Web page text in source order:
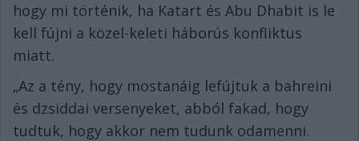
hogy mi történik, ha Katart és Abu Dhabit is le
kell fújni a közel-keleti háborús konfliktus
miatt.
„Az a tény, hogy mostanáig lefújtuk a bahreini
és dzsiddai versenyeket, abból fakad, hogy
tudtuk, hogy akkor nem tudunk odamenni.